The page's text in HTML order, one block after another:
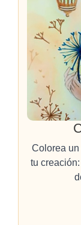
Colorea
tu